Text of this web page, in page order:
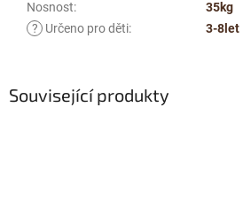
Související produkty
Nosnost:
35kg
?
Určeno pro děti: 3-8let